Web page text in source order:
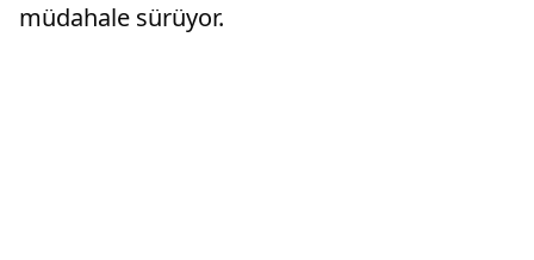
müdahale sürüyor.